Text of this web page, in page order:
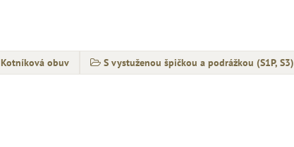
Kotníková obuv S vystuženou špičkou a podrážkou (S1P, S3)